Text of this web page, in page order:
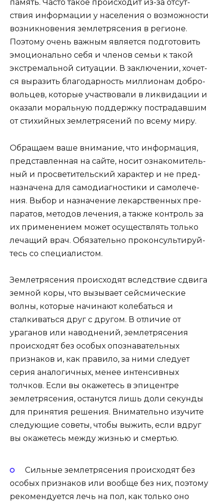
память. Часто такое про­ис­хо­дит из-за отсут­
ствия инфор­ма­ции у насе­ле­ния о воз­мож­но­сти
воз­ник­но­ве­ния зем­ле­тря­се­ния в реги­оне.
Поэто­му очень важ­ным явля­ет­ся под­го­то­вить
эмо­ци­о­наль­но себя и чле­нов семьи к такой
экс­тре­маль­ной ситу­а­ции. В заклю­че­нии, хочет­
ся выра­зить бла­го­дар­ность мил­ли­о­нам доб­ро­
воль­цев, кото­рые участ­во­ва­ли в лик­ви­да­ции и
ока­за­ли мораль­ную под­держ­ку постра­дав­шим
от сти­хий­ных зем­ле­тря­се­ний по все­му миру.
Обра­ща­ем ваше вни­ма­ние, что инфор­ма­ция,
пред­став­лен­ная на сай­те, носит озна­ко­ми­тель­
ный и про­све­ти­тель­ский харак­тер и не пред­
на­зна­че­на для само­ди­а­гно­сти­ки и само­ле­че­
ния. Выбор и назна­че­ние лекар­ствен­ных пре­
па­ра­тов, мето­дов лече­ния, а так­же кон­троль за
их при­ме­не­ни­ем может осу­ществ­лять толь­ко
леча­щий врач. Обя­за­тель­но про­кон­суль­ти­руй­
тесь со специалистом.
Землетрясения происходят вследствие сдвига
земной коры, что вызывает сейсмические
волны, которые начинают колебаться и
сталкиваться друг с другом. В отличие от
ураганов или наводнений, землетрясения
происходят без особых опознавательных
признаков и, как правило, за ними следует
серия аналогичных, менее интенсивных
толчков. Если вы окажетесь в эпицентре
землетрясения, останутся лишь доли секунды
для принятия решения. Внимательно изучите
следующие советы, чтобы выжить, если вдруг
вы окажетесь между жизнью и смертью.
Сильные землетрясения происходят без
особых признаков или вообще без них, поэтому
рекомендуется лечь на пол, как только оно